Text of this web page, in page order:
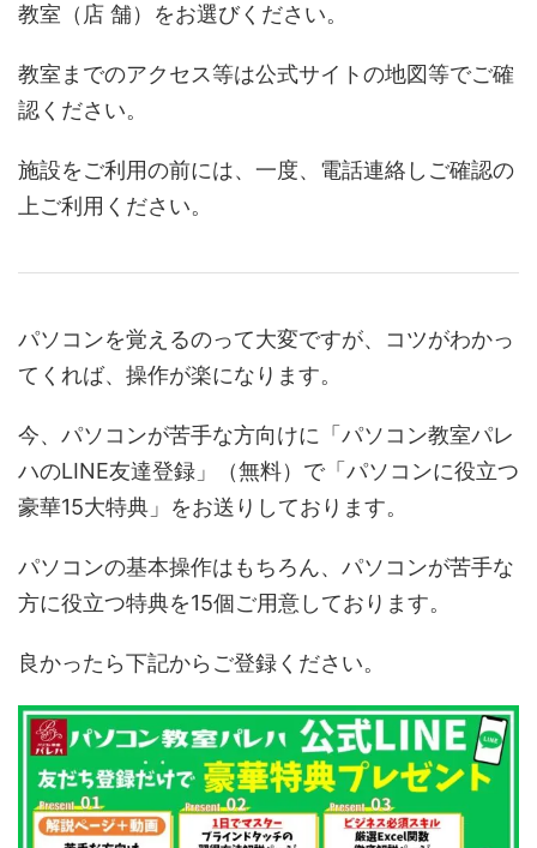
教室（店 舗）をお選びください。
教室までのアクセス等は公式サイトの地図等でご確
認ください。
施設をご利用の前には、一度、電話連絡しご確認の
上ご利用ください。
パソコンを覚えるのって大変ですが、コツがわかっ
てくれば、操作が楽になります。
今、パソコンが苦手な方向けに「パソコン教室パレ
ハのLINE友達登録」（無料）で「パソコンに役立つ
豪華15大特典」をお送りしております。
パソコンの基本操作はもちろん、パソコンが苦手な
方に役立つ特典を15個ご用意しております。
良かったら下記からご登録ください。